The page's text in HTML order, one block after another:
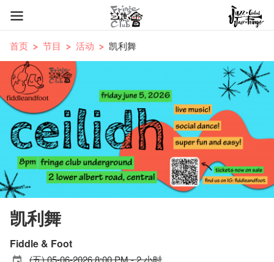
首页 节目 活动 凯利舞
凯利舞
Fiddle & Foot
(五) 05-06-2026 8:00 PM - 2 小时